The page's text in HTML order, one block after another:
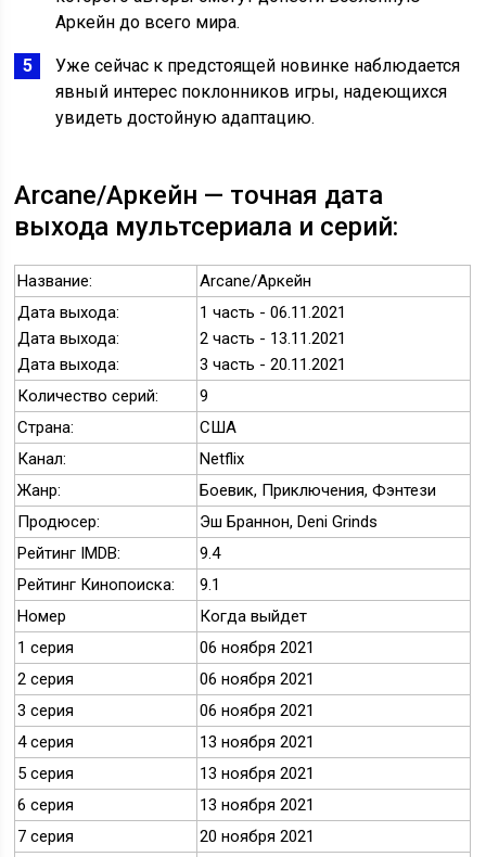
Аркейн до всего мира.
Уже сейчас к предстоящей новинке наблюдается
явный интерес поклонников игры, надеющихся
увидеть достойную адаптацию.
Arcane/Аркейн — точная дата
выхода мультсериала и серий:
Название:
Arcane/Аркейн
Дата выхода:
Дата выхода:
Дата выхода:
1 часть - 06.11.2021
2 часть - 13.11.2021
3 часть - 20.11.2021
Количество серий:
9
Страна:
США
Канал:
Netflix
Жанр:
Боевик, Приключения, Фэнтези
Продюсер:
Эш Браннон, Deni Grinds
Рейтинг IMDB:
9.4
Рейтинг Кинопоиска:
9.1
Номер
Когда выйдет
1 серия
06 ноября 2021
2 серия
06 ноября 2021
3 серия
06 ноября 2021
4 серия
13 ноября 2021
5 серия
13 ноября 2021
6 серия
13 ноября 2021
7 серия
20 ноября 2021